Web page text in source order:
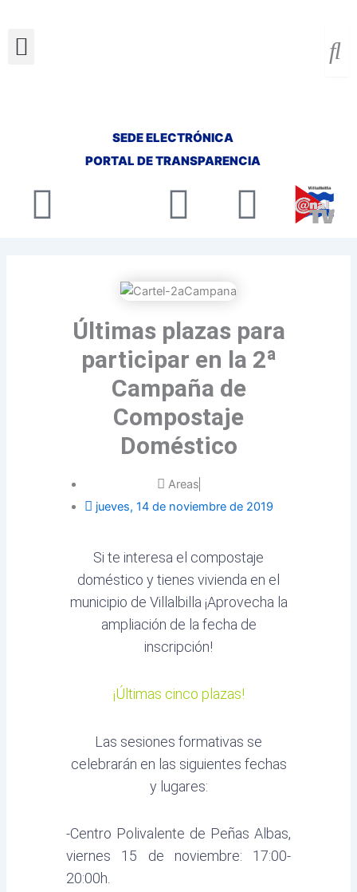
Menu
SEDE ELECTRÓNICA
PORTAL DE TRANSPARENCIA
FacebookYoutube
Últimas plazas para
participar en la 2ª
Campaña de
Compostaje
Doméstico
Areas
jueves, 14 de noviembre de 2019
Si te interesa el compostaje
doméstico y tienes vivienda en el
municipio de Villalbilla ¡Aprovecha la
ampliación de la fecha de
inscripción!
¡Últimas cinco plazas!
Las sesiones formativas se
celebrarán en las siguientes fechas
y lugares:
-Centro Polivalente de Peñas Albas,
viernes 15 de noviembre: 17:00-
20:00h.